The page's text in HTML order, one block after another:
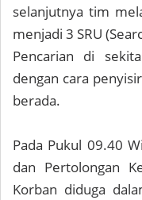
selanjutnya tim
menjadi 3 SRU
Pencarian di
dengan cara
berada.
Pada Pukul 09.40
dan Pertolongan
Korban diduga